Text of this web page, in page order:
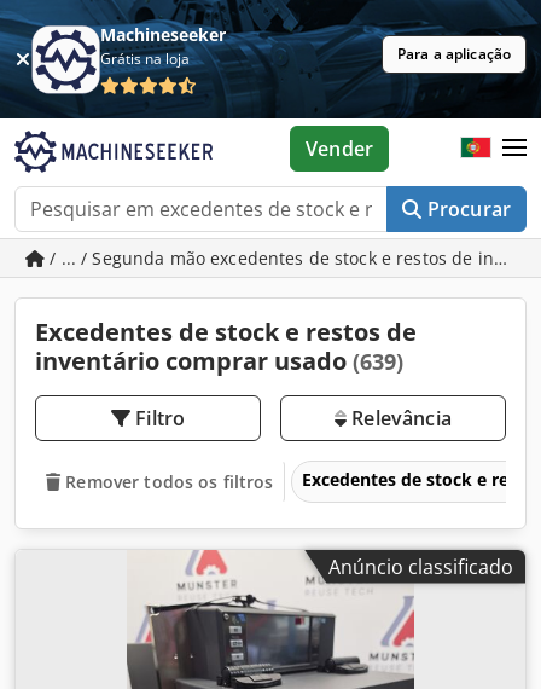
Machineseeker
Grátis na loja Para a aplicação
Procurar
Vender
/ ... / Segunda mão excedentes de stock e restos de
Excedentes de stock e restos de
inventário comprar usado (639)
Filtro Relevância
Remover todos os filtros Excedentes de stock e
Anúncio classificado